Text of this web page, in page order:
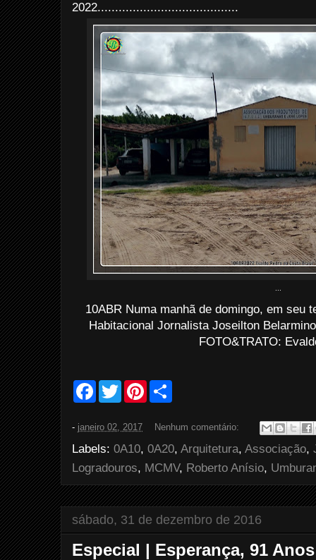
2022........................................
10ABR Numa manhã de domingo, em seu
Habitacional Jornalista Joseilton
FOTO&TRATO:
F
b
o
k
T
w
t
r
P
e
s
t
e
- janeiro 02, 2017 Nenhum comentário:
Labels: 0A10, 0A20, Arquitetura, Associação,
Logradouros, MCMV, Roberto Anísio,
sábado, 31 de dezembro de 2016
Especial | Esperança, 91